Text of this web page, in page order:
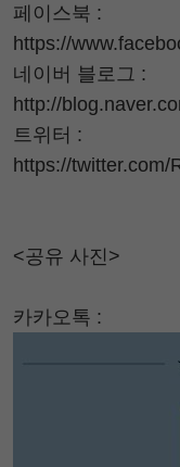
페이스북 :
https://
네이버 블로그 :
http://
트위터 :
https://twitter.com/
<공유 사진>
카카오톡 :